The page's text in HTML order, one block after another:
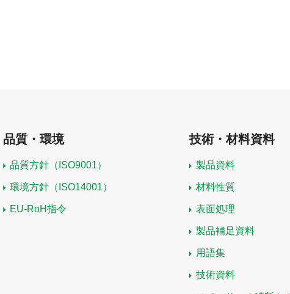
品質・環境
品質方針（ISO9001）
環境方針（ISO14001）
EU-RoH指令
技術・材料資料
製品資料
材料性質
表面処理
製品補足資料
用語集
技術資料